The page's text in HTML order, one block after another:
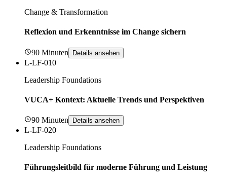
Change & Transformation
Reflexion und Erkenntnisse im Change sichern
90 Minuten Details ansehen
L-LF-010
Leadership Foundations
VUCA+ Kontext: Aktuelle Trends und Perspektiven
90 Minuten Details ansehen
L-LF-020
Leadership Foundations
Führungsleitbild für moderne Führung und Leistung